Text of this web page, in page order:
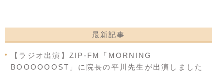
最新記事
【ラジオ出演】ZIP-FM「MORNING
BOOOOOOST」に院長の平川先生が出演しました